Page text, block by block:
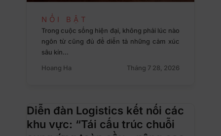
NỔI BẬT
Trong cuộc sống hiện đại, không phải lúc nào
ngôn từ cũng đủ để diễn tả những cảm xúc
sâu kín…
Hoang Ha
Tháng 7 28, 2026
Diễn đàn Logistics kết nối các
khu vực: “Tái cấu trúc chuỗi